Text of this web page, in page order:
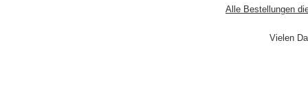
Alle Bestellungen
Vielen